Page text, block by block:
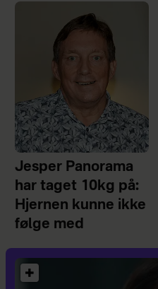
Jesper Panorama
har taget 10kg på:
Hjernen kunne ikke
følge med